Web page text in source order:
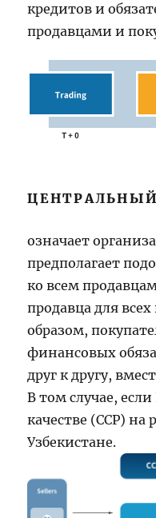
кредитов и
продавцами и
означает
предполагает
ко всем
продавца для
образом,
финансовых
друг к другу,
В том случае,
качестве (ССР) на
Узбекистане.